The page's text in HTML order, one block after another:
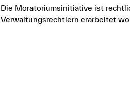
Die Moratoriumsinitiative ist
Verwaltungsrechtlern erarbeitet